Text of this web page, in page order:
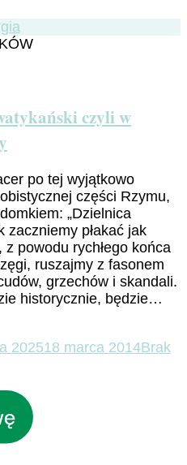
czyli w
po tej wyjątkowo
części Rzymu,
„Dzielnica
zaczniemy płakać jak
powodu rychłego końca
ruszajmy z fasonem
grzechów i skandali.
historycznie, będzie…
202518 marca 2014Brak